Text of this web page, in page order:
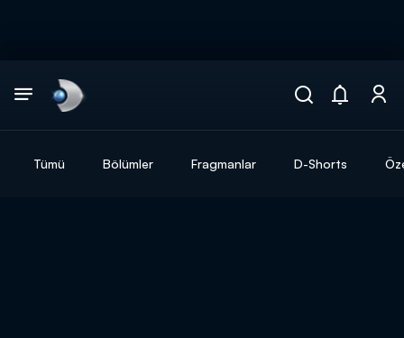
Tümü Bölümler Fragmanlar D-Shorts